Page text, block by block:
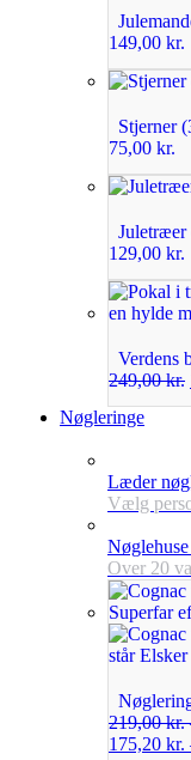
149,00 kr.
Stjerner
75,00 kr.
Juletræer
129,00 kr.
Verdens
249,00kr.
Nøgleringe
Læder
Vælg
Over 20
219,00kr.
175,20 kr.